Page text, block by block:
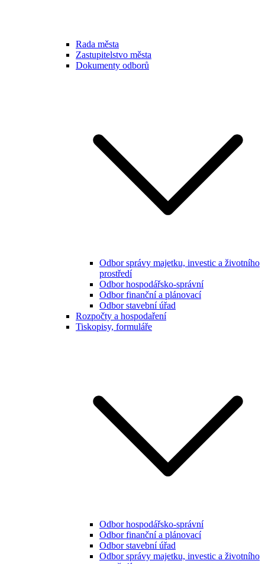
Rada města
Zastupitelstvo města
Dokumenty odborů
Odbor správy majetku, investic a životního
prostředí
Odbor hospodářsko-správní
Odbor finanční a plánovací
Odbor stavební úřad
Rozpočty a hospodaření
Tiskopisy, formuláře
Odbor hospodářsko-správní
Odbor finanční a plánovací
Odbor stavební úřad
Odbor správy majetku, investic a životního